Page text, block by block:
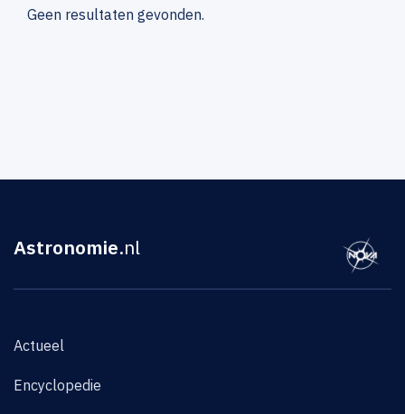
Geen resultaten gevonden.
Astronomie.nl
Actueel
Encyclopedie